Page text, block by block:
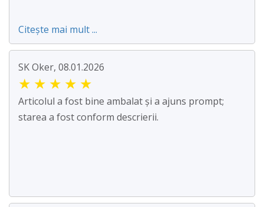
Citește mai mult ...
SK Oker, 08.01.2026
★ ★ ★ ★ ★
Articolul a fost bine ambalat și a ajuns prompt;
starea a fost conform descrierii.